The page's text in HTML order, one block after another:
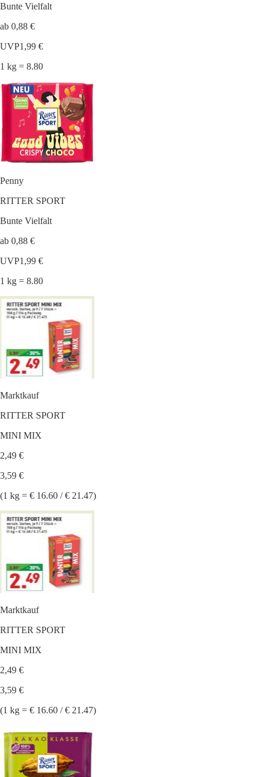
Bunte Vielfalt
ab 0,88 €
UVP1,99 €
1 kg = 8.80
Penny
RITTER SPORT
Bunte Vielfalt
ab 0,88 €
UVP1,99 €
1 kg = 8.80
Marktkauf
RITTER SPORT
MINI MIX
2,49 €
3,59 €
(1 kg = € 16.60 / € 21.47)
Marktkauf
RITTER SPORT
MINI MIX
2,49 €
3,59 €
(1 kg = € 16.60 / € 21.47)